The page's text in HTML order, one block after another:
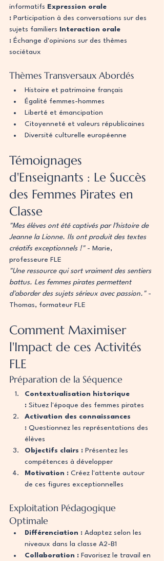
informatifs Expression orale
: Participation à des conversations sur des
sujets familiers
Interaction orale
: Échange d'opinions sur des thèmes
sociétaux
Thèmes Transversaux Abordés
Histoire et patrimoine français
Égalité femmes-hommes
Liberté et émancipation
Citoyenneté et valeurs républicaines
Diversité culturelle européenne
Témoignages
d'Enseignants : Le Succès
des Femmes Pirates en
Classe
"Mes élèves ont été captivés par l'histoire de
Jeanne la Lionne. Ils ont produit des textes
créatifs exceptionnels !" - Marie,
professeure FLE
"Une ressource qui sort vraiment des sentiers
battus. Les femmes pirates permettent
d'aborder des sujets sérieux avec passion." -
Thomas, formateur FLE
Comment Maximiser
l'Impact de ces Activités
FLE
Préparation de la Séquence
Contextualisation historique
: Situez l'époque des femmes pirates
Activation des connaissances
: Questionnez les représentations des
élèves
Objectifs clairs : Présentez les
compétences à développer
Motivation : Créez l'attente autour
de ces figures exceptionnelles
Exploitation Pédagogique
Optimale
Différenciation : Adaptez selon les
niveaux dans la classe A2-B1
Collaboration : Favorisez le travail en